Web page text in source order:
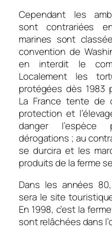
Cependant les
sont contrariées
marines sont
convention de
en interdit le
Localement les
protégées dès 1983
La France tente de
protection et
danger
dérogations ; au
se durcira et les
produits de la ferme
Dans les années
sera le site
En 1998, c’est la
sont relâchées dans